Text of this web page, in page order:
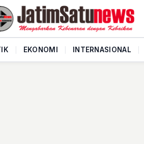
EKONOMI INTERNASIONAL